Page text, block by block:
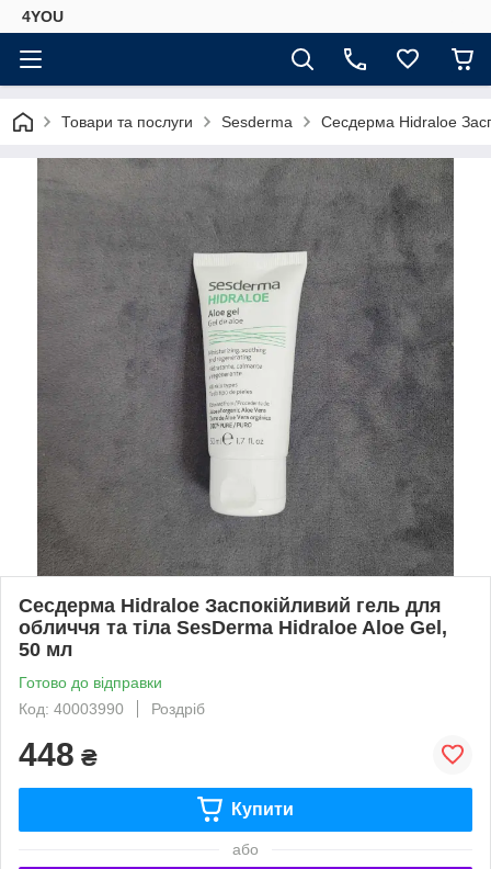
4YOU
Товари та послуги Sesderma Сесдерма Hidraloe
Сесдерма Hidraloe Заспокійливий гель для
обличчя та тіла SesDerma Hidraloe Aloe Gel,
50 мл
Готово до відправки
Код: 40003990
Роздріб
448 ₴
Купити
або